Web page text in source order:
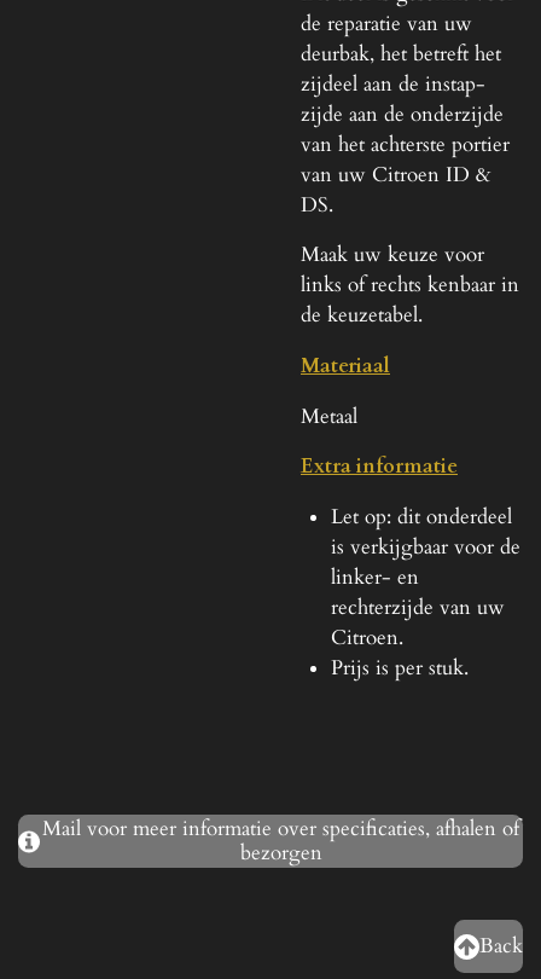
de reparatie van uw
deurbak, het betreft het
zijdeel aan de instap-
zijde aan de onderzijde
van het achterste portier
van uw Citroen ID &
DS.
Maak uw keuze voor
links of rechts kenbaar in
de keuzetabel.
Materiaal
Metaal
Extra informatie
Let op: dit onderdeel
is verkijgbaar voor de
linker- en
rechterzijde van uw
Citroen.
Prijs is per stuk.
Mail voor meer informatie over specificaties, afhalen of
bezorgen
Back